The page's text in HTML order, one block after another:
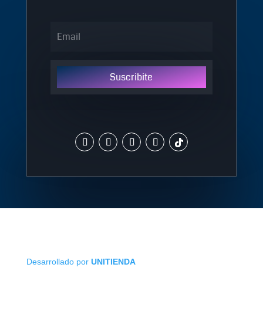
Suscribite
Desarrollado por UNITIENDA